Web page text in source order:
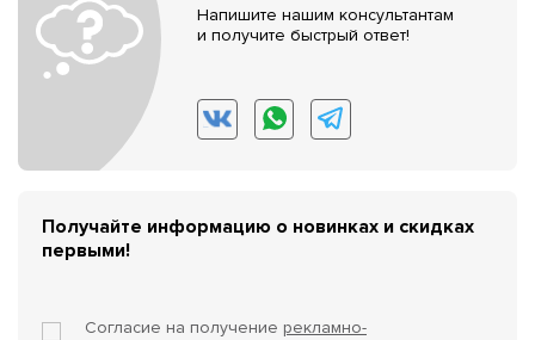
Напишите нашим консультантам
и получите быстрый ответ!
Получайте информацию о новинках и скидках
первыми!
Согласие на получение рекламно-